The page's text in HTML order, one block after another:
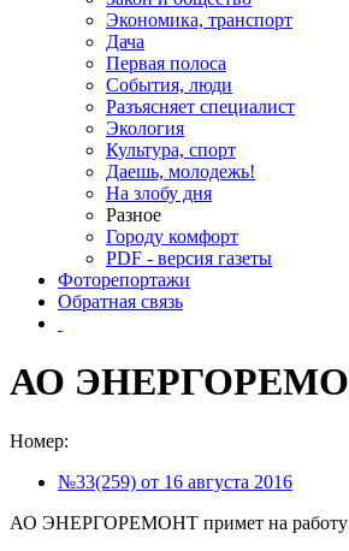
Экономика, транспорт
Дача
Первая полоса
События, люди
Разъясняет специалист
Экология
Культура, спорт
Даешь, молодежь!
На злобу дня
Разное
Городу комфорт
PDF - версия газеты
Фоторепортажи
Обратная связь
АО
Номер:
№33(259) от 16 августа 2016
АО ЭНЕРГОРЕМОНТ примет на